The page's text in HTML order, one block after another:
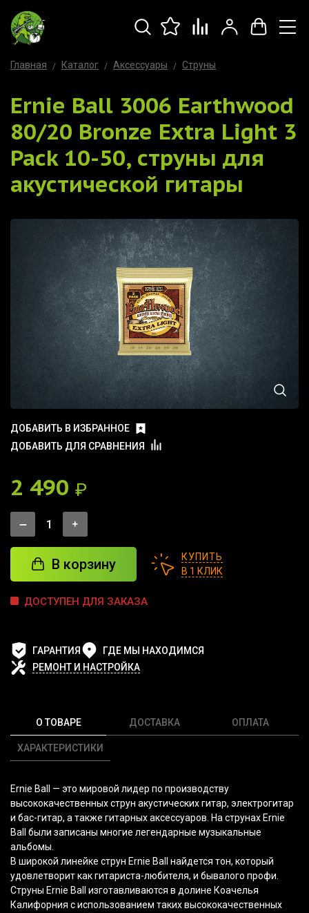
Главная Каталог Аксессуары Струны
Ernie Ball 3006 Earthwood
80/20 Bronze Extra Light 3
Pack 10-50, струны для
акустической гитары
ДОБАВИТЬ В ИЗБРАННОЕ
ДОБАВИТЬ ДЛЯ СРАВНЕНИЯ
2 490 ₽
В корзину
КУПИТЬ
В 1 КЛИК
ДОСТУПЕН ДЛЯ ЗАКАЗА
ГАРАНТИЯ
ГДЕ МЫ НАХОДИМСЯ
РЕМОНТ И НАСТРОЙКА
О ТОВАРЕ
ХАРАКТЕРИСТИКИ
ДОСТАВКА ОПЛАТА
Ernie Ball — это мировой лидер по производству
высококачественных струн акустических гитар, электрогитар
и бас-гитар, а также гитарных аксессуаров. На струнах Ernie
Ball были записаны многие легендарные музыкальные
альбомы.
В широкой линейке струн Ernie Ball найдется тон, который
удовлетворит как гитариста-любителя, и бывалого профи.
Струны Ernie Ball изготавливаются в долине Коачелья
Калифорния с использованием таких высококачественных